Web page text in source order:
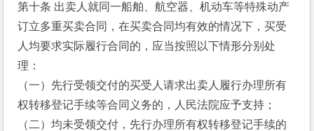
第十条 出卖人就同一船舶、航空器、机动车等特殊动产
订立多重买卖合同，在买卖合同均有效的情况下，买受
人均要求实际履行合同的，应当按照以下情形分别处
理：
（一）先行受领交付的买受人请求出卖人履行办理所有
权转移登记手续等合同义务的，人民法院应予支持；
（二）均未受领交付，先行办理所有权转移登记手续的